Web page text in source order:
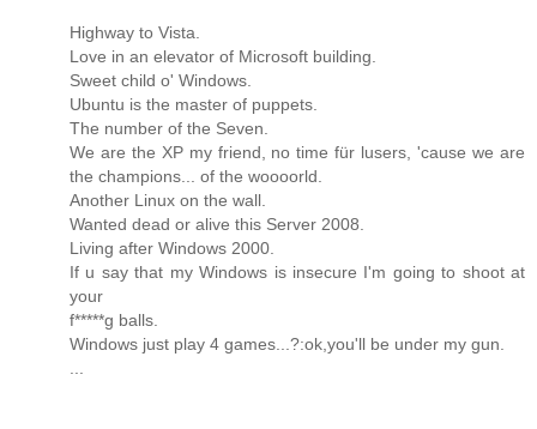
Highway to Vista.
Love in an elevator of Microsoft building.
Sweet child o' Windows.
Ubuntu is the master of puppets.
The number of the Seven.
We are the XP my friend, no time für lusers, 'cause we are
the champions... of the woooorld.
Another Linux on the wall.
Wanted dead or alive this Server 2008.
Living after Windows 2000.
If u say that my Windows is insecure I'm going to shoot at
your
f*****g balls.
Windows just play 4 games...?:ok,you'll be under my gun.